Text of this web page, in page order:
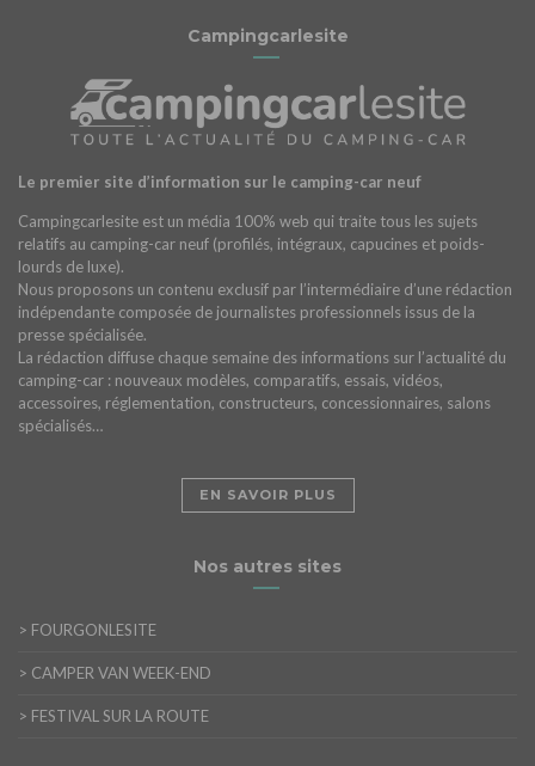
Campingcarlesite
Le premier site d’information sur le camping-car neuf
Campingcarlesite est un média 100% web qui traite tous les sujets
relatifs au camping-car neuf (profilés, intégraux, capucines et poids-
lourds de luxe).
Nous proposons un contenu exclusif par l’intermédiaire d’une rédaction
indépendante composée de journalistes professionnels issus de la
presse spécialisée.
La rédaction diffuse chaque semaine des informations sur l’actualité du
camping-car : nouveaux modèles, comparatifs, essais, vidéos,
accessoires, réglementation, constructeurs, concessionnaires, salons
spécialisés…
EN SAVOIR PLUS
Nos autres sites
> FOURGONLESITE
> CAMPER VAN WEEK-END
> FESTIVAL SUR LA ROUTE